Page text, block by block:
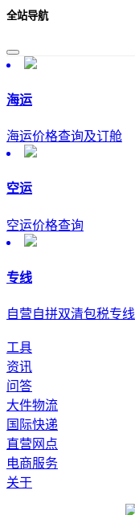
全站导航
海运
海运价格查询及订舱
空运
空运价格查询
专线
自营自拼双清包税专线
工具
资讯
问答
大件物流
国际快递
直营网点
电商服务
关于